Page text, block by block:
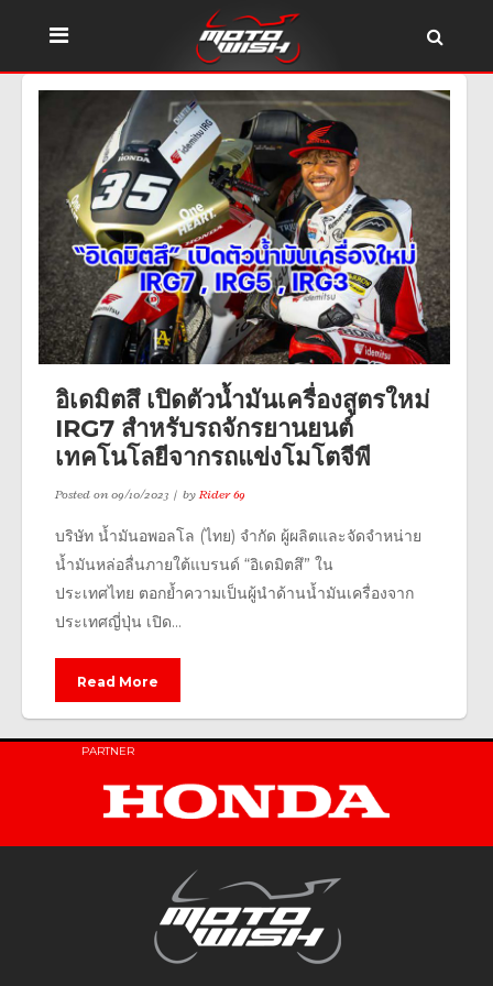
อิเดมิตสึ เปิดตัวน้ำมันเครื่องสูตรใหม่
IRG7 สำหรับรถจักรยานยนต์
เทคโนโลยีจากรถแข่งโมโตจีพี
Posted on09/10/2023 byRider 69
บริษัท น้ำมันอพอลโล (ไทย) จำกัด ผู้ผลิตและจัดจำหน่าย
น้ำมันหล่อลื่นภายใต้แบรนด์ “อิเดมิตสึ” ใน
ประเทศไทย ตอกย้ำความเป็นผู้นำด้านน้ำมันเครื่องจาก
ประเทศญี่ปุ่น เปิด...
Read More
PARTNER